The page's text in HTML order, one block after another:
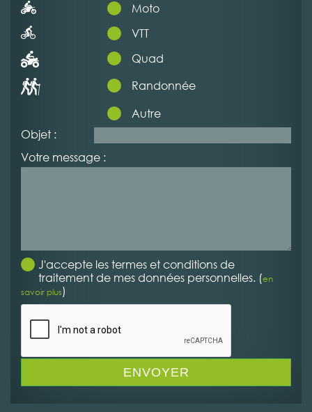
Moto
VTT
Quad
Randonnée
Autre
Objet :
Votre message :
J'accepte les termes et conditions de
traitement de mes données personnelles. (en
savoir plus)